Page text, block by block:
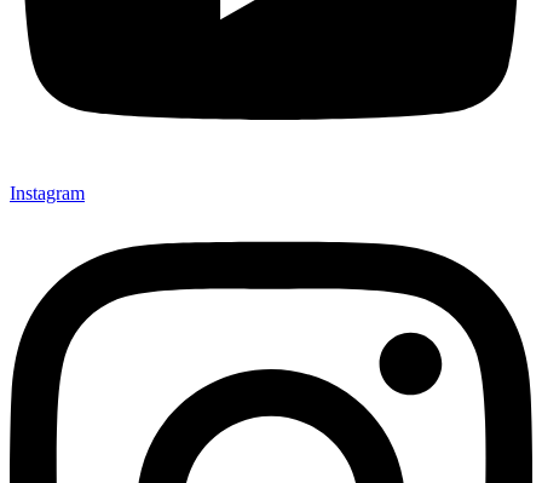
Instagram